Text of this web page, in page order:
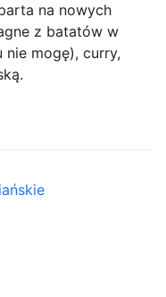
na nowych
z batatów w
nie mogę), curry,